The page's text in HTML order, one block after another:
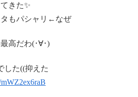
きた✨
もパシャリ←なぜ
高だわ(･∀･)
した((抑えた